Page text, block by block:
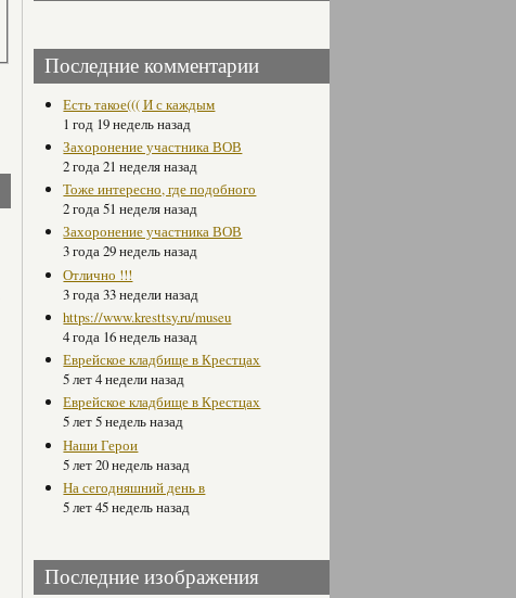
Последние комментарии
Есть такое((( И с каждым
1 год 19 недель назад
Захоронение участника ВОВ
2 года 21 неделя назад
Тоже интересно, где подобного
2 года 51 неделя назад
Захоронение участника ВОВ
3 года 29 недель назад
Отлично !!!
3 года 33 недели назад
https://www.kresttsy.ru/museu
4 года 16 недель назад
Еврейское кладбище в Крестцах
5 лет 4 недели назад
Еврейское кладбище в Крестцах
5 лет 5 недель назад
Наши Герои
5 лет 20 недель назад
На сегодняшний день в
5 лет 45 недель назад
Последние изображения